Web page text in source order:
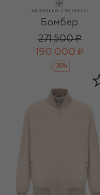
Бомбер
271 500 ₽
190 000 ₽
-30%